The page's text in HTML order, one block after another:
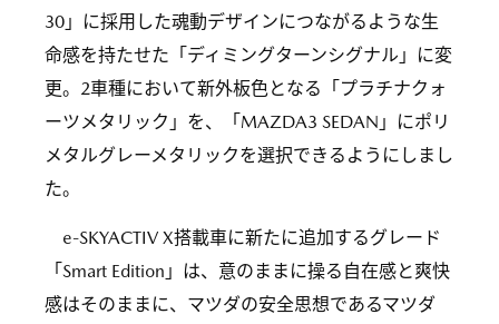
30」に採用した魂動デザインにつながるような生
命感を持たせた「ディミングターンシグナル」に変
更。2車種において新外板色となる「プラチナクォ
ーツメタリック」を、「MAZDA3 SEDAN」にポリ
メタルグレーメタリックを選択できるようにしまし
た。
e-SKYACTIV X搭載車に新たに追加するグレード
「Smart Edition」は、意のままに操る自在感と爽快
感はそのままに、マツダの安全思想であるマツダ